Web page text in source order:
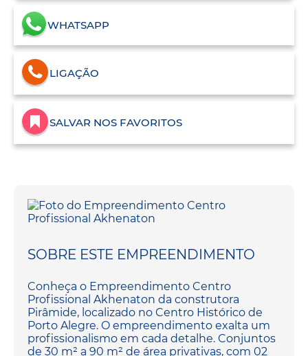
WHATSAPP
LIGAÇÃO
SALVAR NOS FAVORITOS
SOBRE ESTE EMPREENDIMENTO
Conheça o Empreendimento Centro
Profissional Akhenaton da construtora
Pirâmide, localizado no Centro Histórico de
Porto Alegre. O empreendimento exalta um
profissionalismo em cada detalhe. Conjuntos
de 30 m² a 90 m² de área privativas, com 02